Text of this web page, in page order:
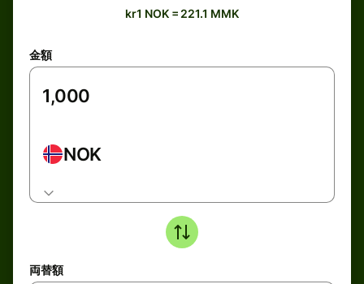
kr1 NOK = 221.1 MMK
金額
NOK
両替額